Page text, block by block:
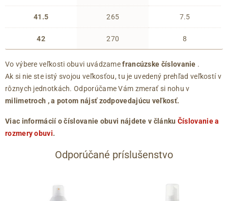
41.5
42
265
270
7.5
8
Vo výbere veľkosti obuvi uvádzamefrancúzske číslovanie .
Ak si nie ste istý svojou veľkosťou, tu je uvedený prehľad veľkostí v
rôznych jednotkách. Odporúčame Vám zmerať si nohu v
milimetroch , a potom nájsť zodpovedajúcu veľkosť.
Viac informácií o číslovanie obuvi nájdete v článku Číslovanie a
rozmery obuvi.
Odporúčané príslušenstvo